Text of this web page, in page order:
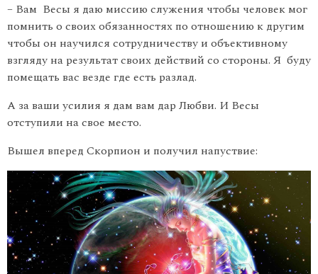
– Вам Весы я даю миссию служения чтобы человек мог
помнить о своих обязанностях по отношению к другим
чтобы он научился сотрудничеству и объективному
взгляду на результат своих действий со стороны. Я буду
помещать вас везде где есть разлад.
А за ваши усилия я дам вам дар Любви. И Весы
отступили на свое место.
Вышел вперед Скорпион и получил напуствие: